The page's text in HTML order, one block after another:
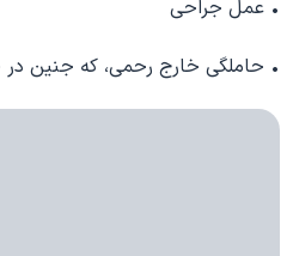
• عمل جراحی
• حاملگی خارج رحمی، که جنین